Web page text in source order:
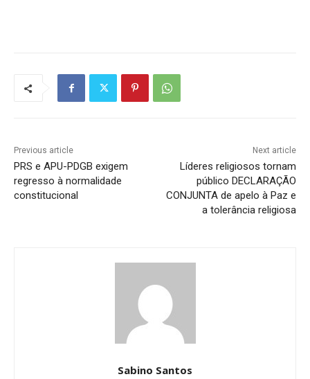
Previous article
PRS e APU-PDGB exigem
regresso à normalidade
constitucional
Next article
Líderes religiosos tornam
público DECLARAÇÃO
CONJUNTA de apelo à Paz e
a tolerância religiosa
Sabino Santos